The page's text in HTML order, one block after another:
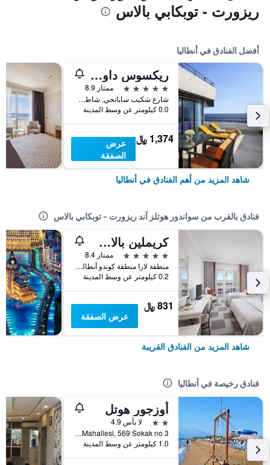
ريزورت - توبكابي بالاس
أفضل الفنادق في أنطاليا
ريكسوس داون تاون أنطاليا - الوصول إلى أرض الأساطير
5 نجوم
ممتاز 8.9
شارع شكيب سابانجي, شاطئ كونيالتي, أنطاليا, تركيا
0.0 كيلومتر عن وسط المدينة
1,374 ﷼
عرض
الصفقة
شاهد المزيد من أهم الفنادق في أنطاليا
فنادق بالقرب من سواندور هوتلز آند ريزورت - توبكابي بالاس
كريملين بالاس - شامامل جميع الخدمات
5 نجوم
ممتاز 8.4
منطقة لارا منطقة كوندو أنطاليا, أنطاليا, تركيا
0.2 كيلومتر عن وسط المدينة
831 ﷼
عرض الصفقة
شاهد المزيد من الفنادق القريبة
فنادق رخيصة في أنطاليا
أوزجور هوتل
2 نجمتين
لا بأس 4.9
Muratpasa Mahallesi, 569 Sokak no 3, أنطاليا, تركيا
1.0 كيلومتر عن وسط المدينة